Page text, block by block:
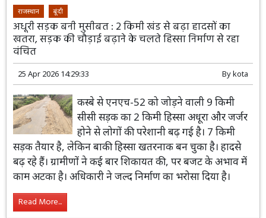
राजस्थान बूंदी
अधूरी सड़क बनी मुसीबत : 2 किमी खंड से बढ़ा हादसों का
खतरा, सड़क की चौड़ाई बढ़ाने के चलते हिस्सा निर्माण से रहा
वंचित
25 Apr 2026 14:29:33 Bykota
कस्बे से एनएच-52 को जोड़ने वाली 9 किमी
सीसी सड़क का 2 किमी हिस्सा अधूरा और जर्जर
होने से लोगों की परेशानी बढ़ गई है। 7 किमी
सड़क तैयार है, लेकिन बाकी हिस्सा खतरनाक बन चुका है। हादसे
बढ़ रहे हैं। ग्रामीणों ने कई बार शिकायत की, पर बजट के अभाव में
काम अटका है। अधिकारी ने जल्द निर्माण का भरोसा दिया है।
Read More...